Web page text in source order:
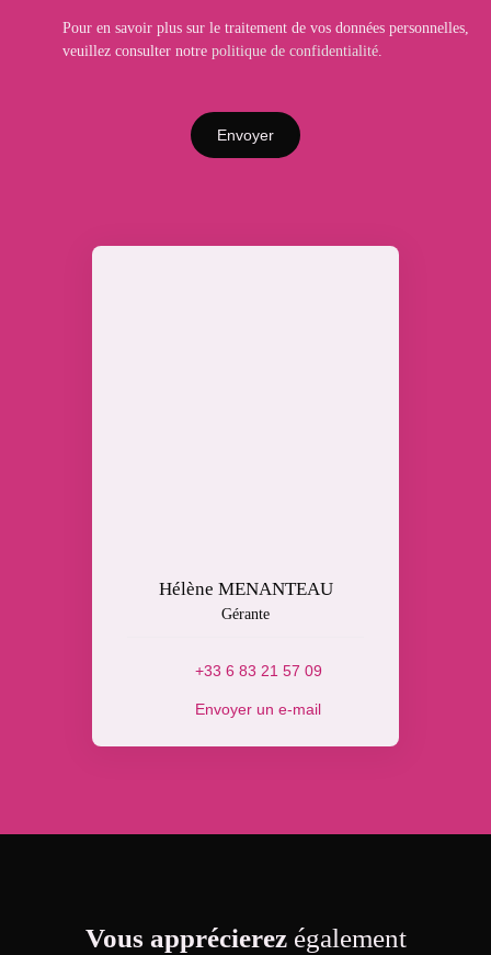
Pour en savoir plus sur le traitement de vos données personnelles,
veuillez consulter notre politique de confidentialité.
Envoyer
Hélène MENANTEAU
Gérante
+33 6 83 21 57 09
Envoyer un e-mail
Vous apprécierezégalement